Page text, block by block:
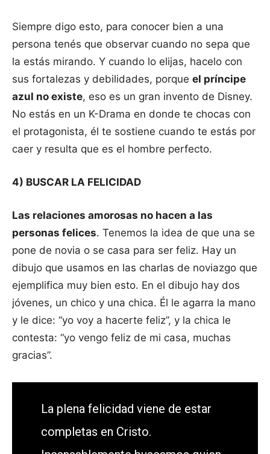
Siempre digo esto, para conocer bien a una
persona tenés que observar cuando no sepa que
la estás mirando. Y cuando lo elijas, hacelo con
sus fortalezas y debilidades, porque el príncipe
azul no existe, eso es un gran invento de Disney.
No estás en un K-Drama en donde te chocas con
el protagonista, él te sostiene cuando te estás por
caer y resulta que es el hombre perfecto.
4) BUSCAR LA FELICIDAD
Las relaciones amorosas no hacen a las
personas felices. Tenemos la idea de que una se
pone de novia o se casa para ser feliz. Hay un
dibujo que usamos en las charlas de noviazgo que
ejemplifica muy bien esto. En el dibujo hay dos
jóvenes, un chico y una chica. Él le agarra la mano
y le dice: “yo voy a hacerte feliz”, y la chica le
contesta: “yo vengo feliz de mi casa, muchas
gracias”.
La plena felicidad viene de estar
completas en Cristo.